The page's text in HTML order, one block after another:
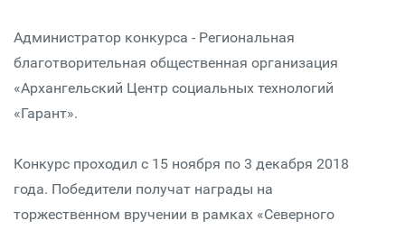
Администратор конкурса - Региональная
благотворительная общественная организация
«Архангельский Центр социальных технологий
«Гарант».
Конкурс проходил с 15 ноября по 3 декабря 2018
года. Победители получат награды на
торжественном вручении в рамках «Северного